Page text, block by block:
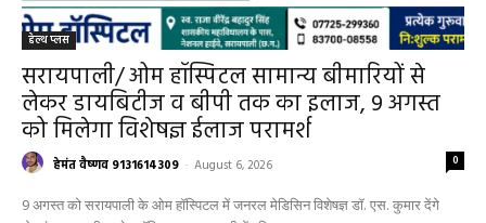
सरायपाली/ 200 गांवों की महिलाओं के लिए राहत,
सरायपाली अस्पताल में मिल रही विशेषज्ञ स्वास्थ्य
सेवाएं
सरायपाली हेमंत वैष्णव 9131614309 - July 31, 2026
महासमुंद जिले में बारिश ने बढ़ाई रफ्तार: सरायपाली
में सर्वाधिक 798.6 मिमी वर्षा, जिले का औसत
596.7 मिमी
महासमुंद हेमंत वैष्णव 9131614309 - July 28, 2026